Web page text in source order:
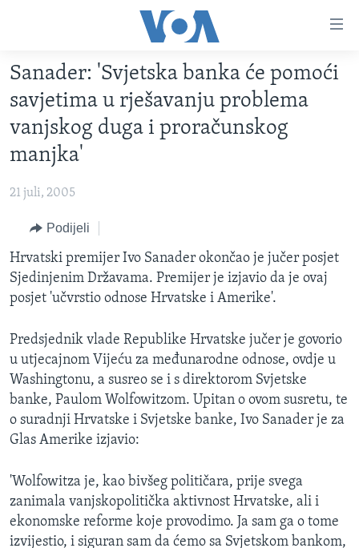
glavni
sadržaj
na
glavnu
Idi
pretragu
VIDEO
FOTOGRAFIJE DANA
VIJESTI
SJEDINJENE AMERIČKE DRŽAVE
BOSNA I HERCEGOVINA
SVIJET
NAUKA I TEHNOLOGIJA
SPECIJALNI PROJEKTI
KORUPCIJA
SLOBODA MEDIJA
IZBJEGLIČKA STRANA
MAGAZIN
O GLASU AMERIKE
Learning English
PRATITE NAS
Sanader: 'Svjetska banka će pomoći
savjetima u rješavanju problema
vanjskog duga i proračunskog
manjka'
21 juli, 2005
Podijeli
Hrvatski premijer Ivo Sanader okončao je jučer posjet
Sjedinjenim Državama. Premijer je izjavio da je ovaj
posjet 'učvrstio odnose Hrvatske i Amerike'.
Predsjednik vlade Republike Hrvatske jučer je govorio
u utjecajnom Vijeću za međunarodne odnose, ovdje u
Washingtonu, a susreo se i s direktorom Svjetske
banke, Paulom Wolfowitzom. Upitan o ovom susretu, te
o suradnji Hrvatske i Svjetske banke, Ivo Sanader je za
Glas Amerike izjavio:
'Wolfowitza je, kao bivšeg političara, prije svega
zanimala vanjskopolitička aktivnost Hrvatske, ali i
ekonomske reforme koje provodimo. Ja sam ga o tome
izvijestio, i siguran sam da ćemo sa Svjetskom bankom,